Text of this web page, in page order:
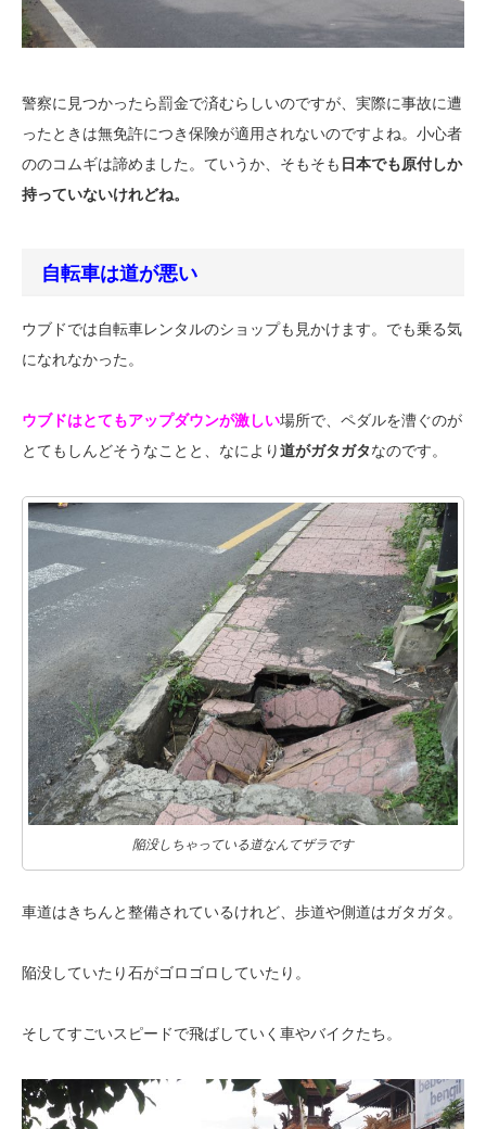
警察に見つかったら罰金で済むらしいのですが、実際に事故に遭
ったときは無免許につき保険が適用されないのですよね。小心者
ののコムギは諦めました。ていうか、そもそも 日本でも原付しか
持っていないけれどね。
自転車は道が悪い
ウブドでは自転車レンタルのショップも見かけます。でも乗る気
になれなかった。
ウブドはとてもアップダウンが激しい場所で、ペダルを漕ぐのが
とてもしんどそうなことと、なにより道がガタガタなのです。
陥没しちゃっている道なんてザラです
車道はきちんと整備されているけれど、歩道や側道はガタガタ。
陥没していたり石がゴロゴロしていたり。
そしてすごいスピードで飛ばしていく車やバイクたち。